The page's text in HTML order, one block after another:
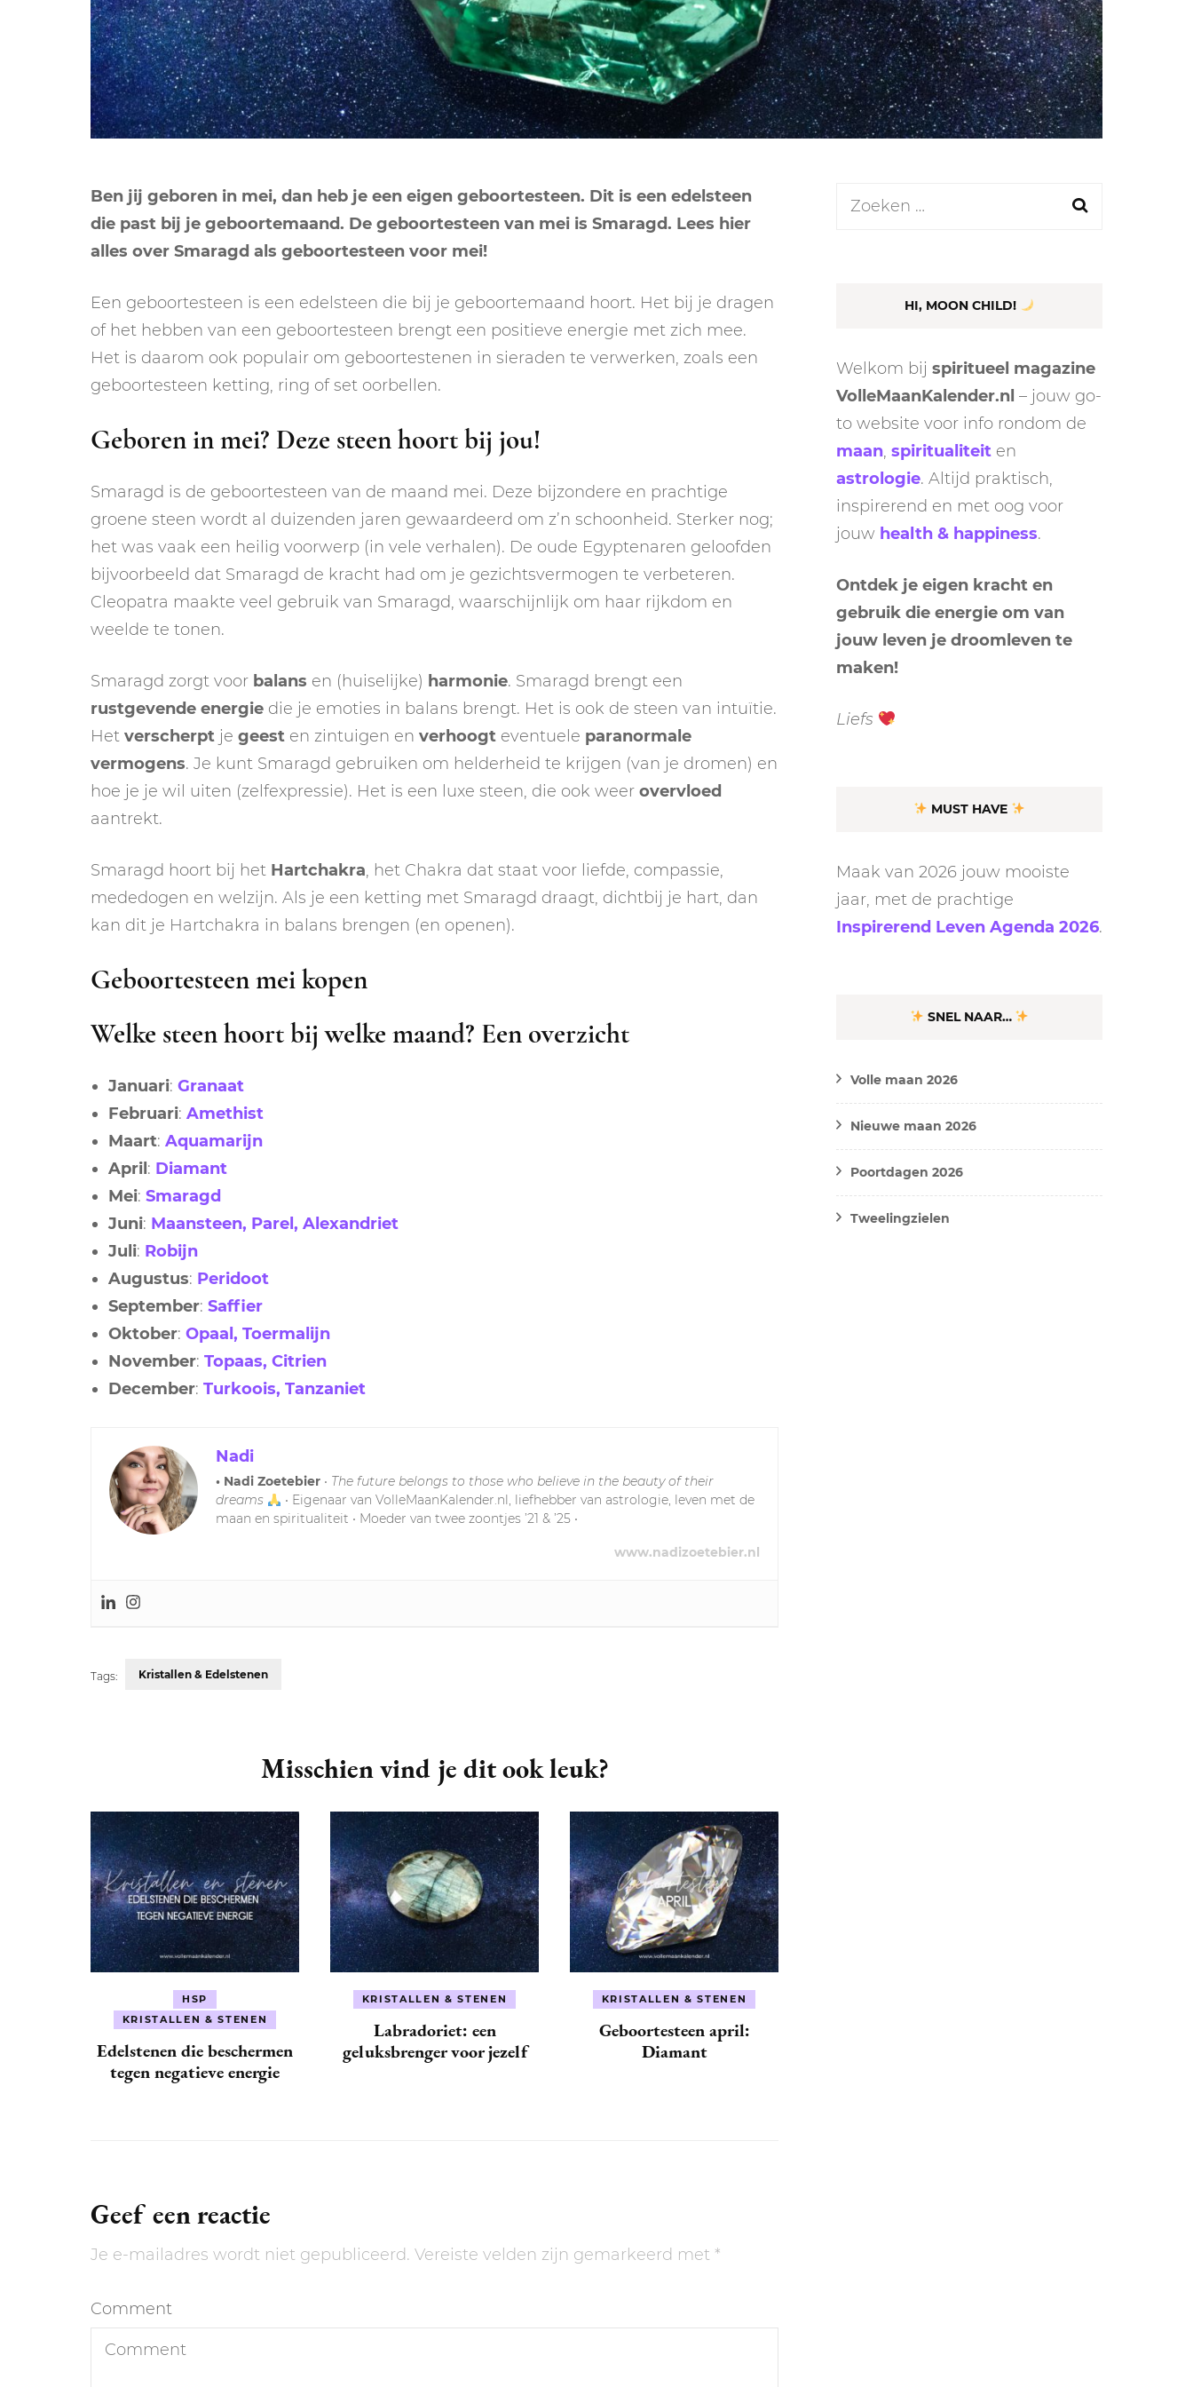
NEGENDE HUIS
TIENDE HUIS
ELFDE HUIS
NEPTUNUS
PLUTO
CHIRON
ORAKEL
RITUELEN
NIEUWE MAAN
RITUELEN
MERCURIUS
RETROGRADE RITUEEL
SPIRIT ANIMALS
Ben jij geboren in mei, dan heb je een eigen geboortesteen. Dit is een edelsteen
die past bij je geboortemaand. De geboortesteen van mei is Smaragd. Lees hier
alles over Smaragd als geboortesteen voor mei!
Een geboortesteen is een edelsteen die bij je geboortemaand hoort. Het bij je dragen
of het hebben van een geboortesteen brengt een positieve energie met zich mee.
Het is daarom ook populair om geboortestenen in sieraden te verwerken, zoals een
geboortesteen ketting, ring of set oorbellen.
Geboren in mei? Deze steen hoort bij jou!
Smaragd is de geboortesteen van de maand mei. Deze bijzondere en prachtige
groene steen wordt al duizenden jaren gewaardeerd om z’n schoonheid. Sterker nog;
het was vaak een heilig voorwerp (in vele verhalen). De oude Egyptenaren geloofden
bijvoorbeeld dat Smaragd de kracht had om je gezichtsvermogen te verbeteren.
Cleopatra maakte veel gebruik van Smaragd, waarschijnlijk om haar rijkdom en
weelde te tonen.
Smaragd zorgt voor balans en (huiselijke) harmonie. Smaragd brengt een
rustgevende energie die je emoties in balans brengt. Het is ook de steen van intuïtie.
Het verscherpt je geest en zintuigen en verhoogt eventuele paranormale
vermogens. Je kunt Smaragd gebruiken om helderheid te krijgen (van je dromen) en
hoe je je wil uiten (zelfexpressie). Het is een luxe steen, die ook weer overvloed
aantrekt.
Smaragd hoort bij het Hartchakra, het Chakra dat staat voor liefde, compassie,
mededogen en welzijn. Als je een ketting met Smaragd draagt, dichtbij je hart, dan
kan dit je Hartchakra in balans brengen (en openen).
Geboortesteen mei kopen
Welke steen hoort bij welke maand? Een overzicht
Januari: Granaat
Februari: Amethist
Maart: Aquamarijn
April : Diamant
Mei: Smaragd
Juni: Maansteen, Parel, Alexandriet
Juli: Robijn
Augustus: Peridoot
September: Saffier
Oktober: Opaal, Toermalijn
November: Topaas, Citrien
December: Turkoois, Tanzaniet
Nadi
• Nadi Zoetebier • The future belongs to those who believe in the beauty of their
dreams
• Eigenaar van VolleMaanKalender.nl, liefhebber van astrologie, leven met de
maan en spiritualiteit • Moeder van twee zoontjes ’21 & ’25 •
www.nadizoetebier.nl
Tags: Kristallen & Edelstenen
Misschien vind je dit ook leuk?
HSP
KRISTALLEN & STENEN
Edelstenen die beschermen
tegen negatieve energie
KRISTALLEN & STENEN
Labradoriet: een
geluksbrenger voor jezelf
KRISTALLEN & STENEN
Geboortesteen april:
Diamant
Geef een reactie
Je e-mailadres wordt niet gepubliceerd. Vereiste velden zijn gemarkeerd met *
Comment
Zoeken
HI, MOON CHILD!
Welkom bij spiritueel magazine
VolleMaanKalender.nl – jouw go-
to website voor info rondom de
maan, spiritualiteit en
astrologie. Altijd praktisch,
inspirerend en met oog voor
jouw health & happiness.
Ontdek je eigen kracht en
gebruik die energie om van
jouw leven je droomleven te
maken!
Liefs
MUST HAVE
Maak van 2026 jouw mooiste
jaar, met de prachtige
Inspirerend Leven Agenda 2026.
SNEL NAAR…
Volle maan 2026
Nieuwe maan 2026
Poortdagen 2026
Tweelingzielen